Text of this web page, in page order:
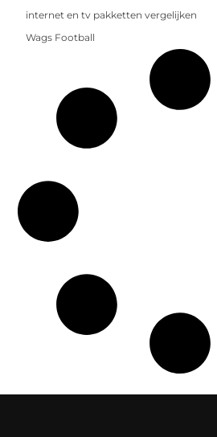
internet en tv pakketten vergelijken
Wags Football